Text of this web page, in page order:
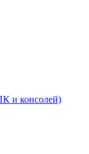
и консолей)